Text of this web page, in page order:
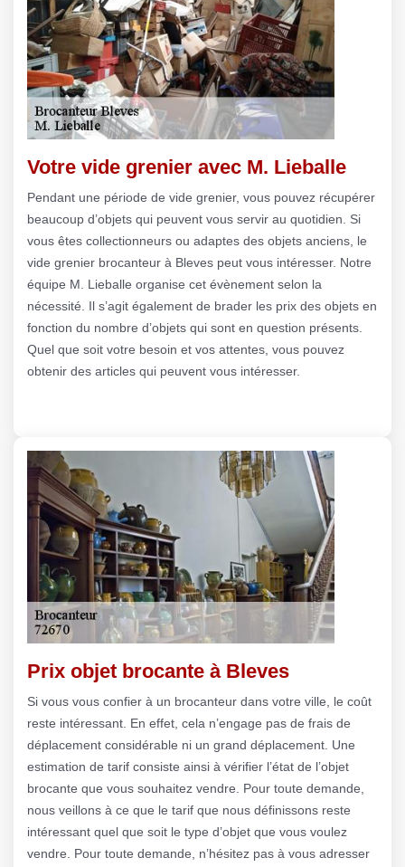
Votre vide grenier avec M. Lieballe
Pendant une période de vide grenier, vous pouvez récupérer
beaucoup d’objets qui peuvent vous servir au quotidien. Si
vous êtes collectionneurs ou adaptes des objets anciens, le
vide grenier brocanteur à Bleves peut vous intéresser. Notre
équipe M. Lieballe organise cet évènement selon la
nécessité. Il s’agit également de brader les prix des objets en
fonction du nombre d’objets qui sont en question présents.
Quel que soit votre besoin et vos attentes, vous pouvez
obtenir des articles qui peuvent vous intéresser.
Prix objet brocante à Bleves
Si vous vous confier à un brocanteur dans votre ville, le coût
reste intéressant. En effet, cela n’engage pas de frais de
déplacement considérable ni un grand déplacement. Une
estimation de tarif consiste ainsi à vérifier l’état de l’objet
brocante que vous souhaitez vendre. Pour toute demande,
nous veillons à ce que le tarif que nous définissons reste
intéressant quel que soit le type d’objet que vous voulez
vendre. Pour toute demande, n’hésitez pas à vous adresser